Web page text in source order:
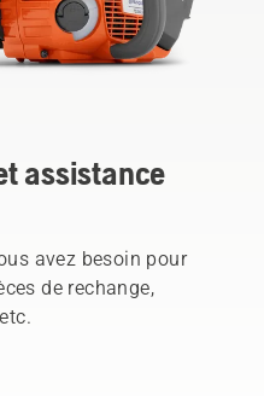
assistance
avez besoin pour
de rechange,